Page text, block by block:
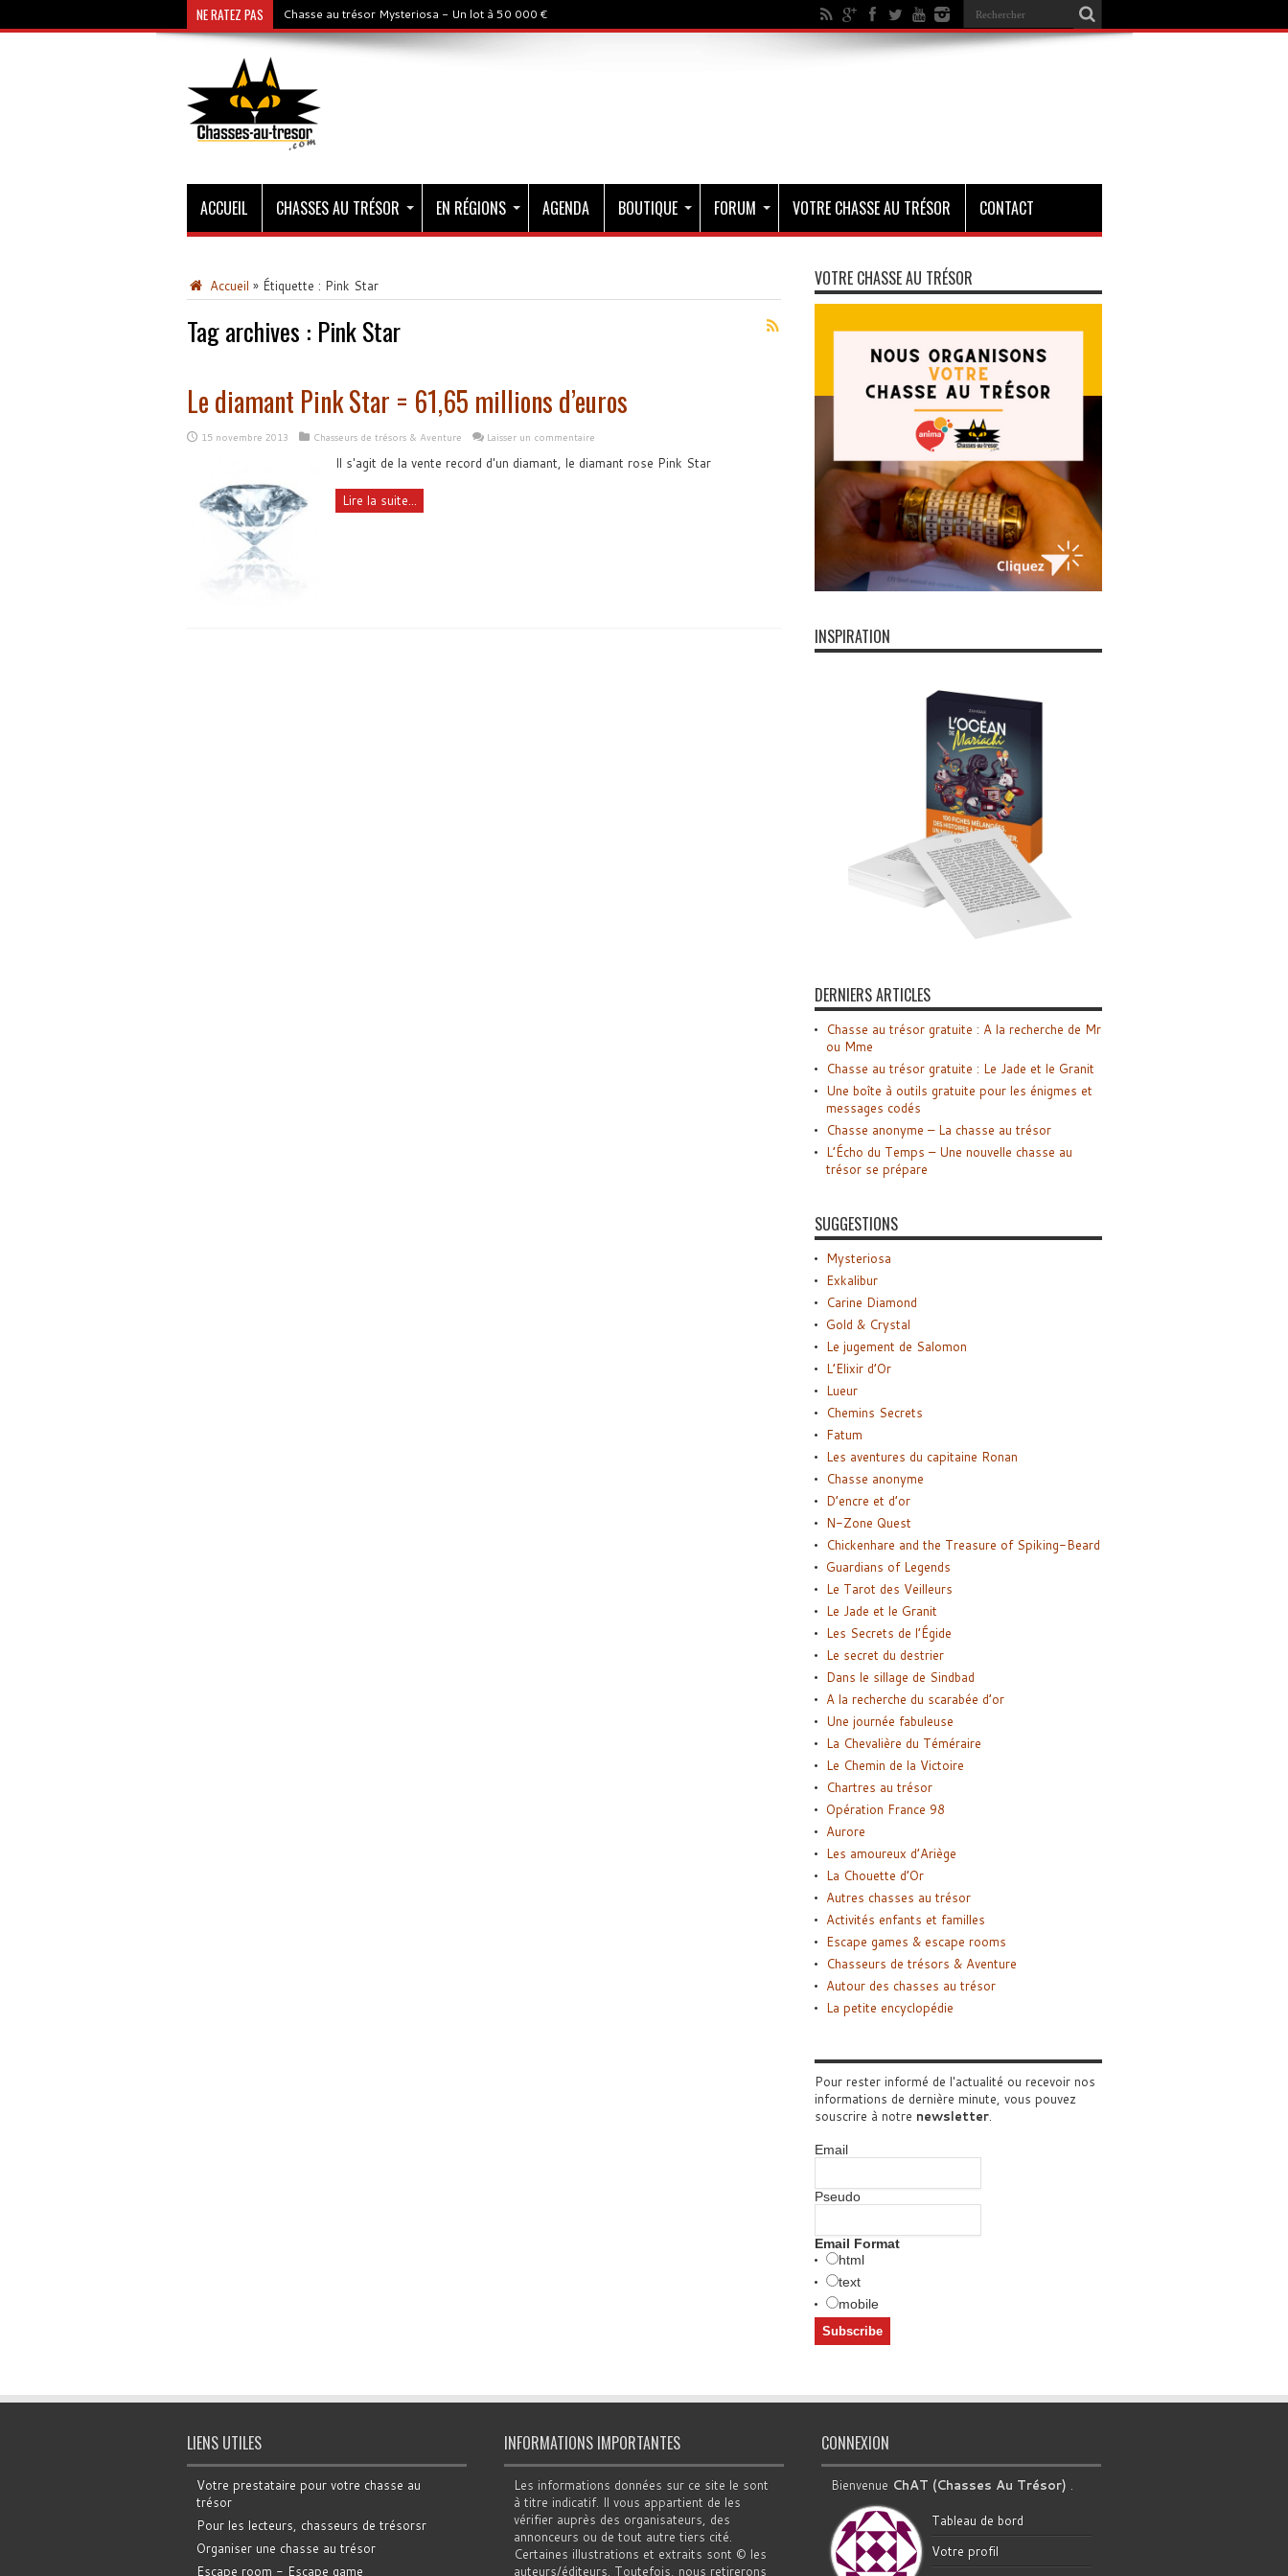
NE RATEZ PAS Chasse au trésor Mysteriosa - Un lot à 50 000 €
ACCUEIL CHASSES AU TRÉSOR EN RÉGIONS AGENDA BOUTIQUE FORUM VOTRE CHASSE AU TRÉSOR CONTACT
Accueil » Étiquette : Pink Star
Tag archives : Pink Star
Le diamant Pink Star = 61,65 millions d’euros
15 novembre 2013 Chasseurs de trésors & Aventure Laisser un commentaire
Il s'agit de la vente record d'un diamant, le diamant rose Pink Star
Lire la suite...
VOTRE CHASSE AU TRÉSOR
INSPIRATION
DERNIERS ARTICLES
Chasse au trésor gratuite : A la recherche de Mr
ou Mme
Chasse au trésor gratuite : Le Jade et le Granit
Une boîte à outils gratuite pour les énigmes et
messages codés
Chasse anonyme – La chasse au trésor
L’Écho du Temps – Une nouvelle chasse au
trésor se prépare
SUGGESTIONS
Mysteriosa
Exkalibur
Carine Diamond
Gold & Crystal
Le jugement de Salomon
L’Elixir d’Or
Lueur
Chemins Secrets
Fatum
Les aventures du capitaine Ronan
Chasse anonyme
D’encre et d’or
N-Zone Quest
Chickenhare and the Treasure of Spiking-Beard
Guardians of Legends
Le Tarot des Veilleurs
Le Jade et le Granit
Les Secrets de l’Égide
Le secret du destrier
Dans le sillage de Sindbad
A la recherche du scarabée d’or
Une journée fabuleuse
La Chevalière du Téméraire
Le Chemin de la Victoire
Chartres au trésor
Opération France 98
Aurore
Les amoureux d’Ariège
La Chouette d’Or
Autres chasses au trésor
Activités enfants et familles
Escape games & escape rooms
Chasseurs de trésors & Aventure
Autour des chasses au trésor
La petite encyclopédie
Pour rester informé de l'actualité ou recevoir nos
informations de dernière minute, vous pouvez
souscrire à notre newsletter.
Email
Pseudo
Email Format
html
text
mobile
LIENS UTILES
Votre prestataire pour votre chasse au
trésor
Pour les lecteurs, chasseurs de trésorsr
Organiser une chasse au trésor
Escape room - Escape game
INFORMATIONS IMPORTANTES
Les informations données sur ce site le sont
à titre indicatif. Il vous appartient de les
vérifier auprès des organisateurs, des
annonceurs ou de tout autre tiers cité.
Certaines illustrations et extraits sont © les
auteurs/éditeurs. Toutefois, nous retirerons
CONNEXION
Bienvenue ChAT (Chasses Au Trésor) .
Tableau de bord
Votre profil